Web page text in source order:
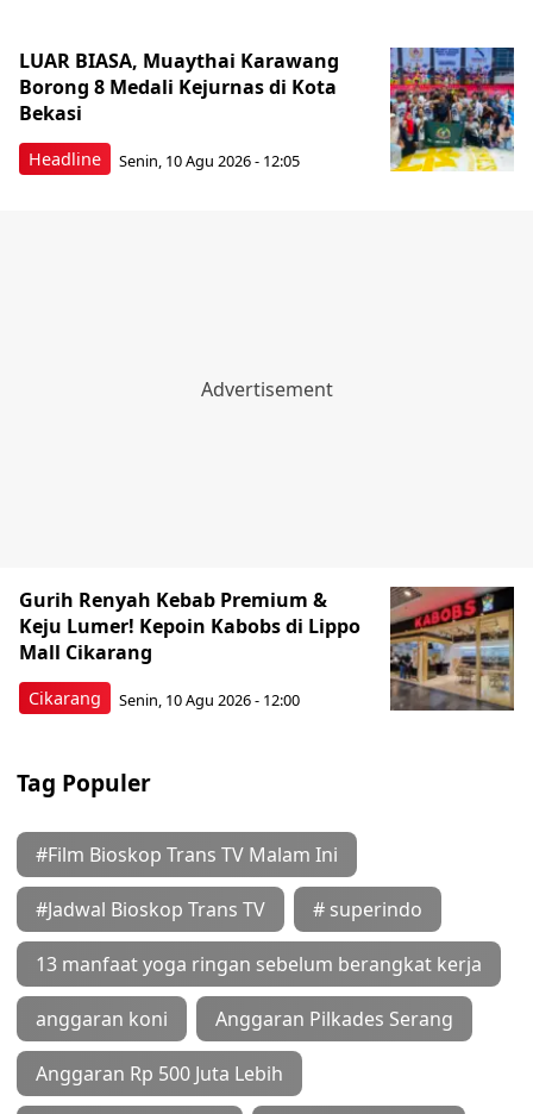
Headline
LUAR BIASA, Muaythai Karawang
Borong 8 Medali Kejurnas di Kota
Bekasi
Senin, 10 Agu 2026 - 12:05
Cikarang
Gurih Renyah Kebab Premium &
Keju Lumer! Kepoin Kabobs di Lippo
Mall Cikarang
Senin, 10 Agu 2026 - 12:00
Tag Populer
#Film Bioskop Trans TV Malam Ini
#Jadwal Bioskop Trans TV # superindo
13 manfaat yoga ringan sebelum berangkat kerja
anggaran koni Anggaran Pilkades Serang
Anggaran Rp 500 Juta Lebih